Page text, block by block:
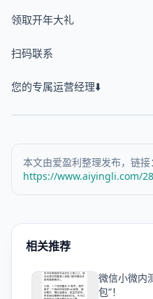
领取开年大礼
扫码联系
您的专属运营经理⬇️
本文由爱盈利整理发布，链接：
https://www.aiyingli.com/
相关推荐
爱
微信小微内
包”！